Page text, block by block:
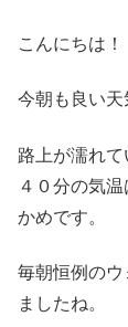
こんにちは！
今朝も良い天
路上が濡れ
４０分の気
かめです。
毎朝恒例の
ましたね。